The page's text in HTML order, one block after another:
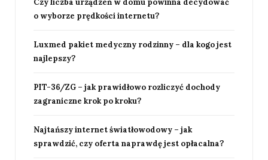
Czy liczba urządzeń w domu powinna decydować
o wyborze prędkości internetu?
Luxmed pakiet medyczny rodzinny – dla kogo jest
najlepszy?
PIT-36/ZG – jak prawidłowo rozliczyć dochody
zagraniczne krok po kroku?
Najtańszy internet światłowodowy – jak
sprawdzić, czy oferta naprawdę jest opłacalna?